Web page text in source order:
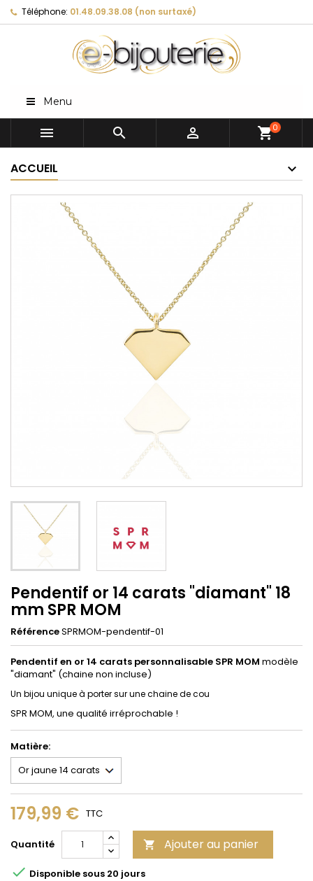
Téléphone: 01.48.09.38.08 (non surtaxé)
Menu
   shopping_cart0
ACCUEIL
Pendentif or 14 carats "diamant" 18
mm SPR MOM
RéférenceSPRMOM-pendentif-01
Pendentif en or 14 carats personnalisable SPR MOM modèle
"diamant" (chaine non incluse)
Un bijou unique à porter sur une chaine de cou
SPR MOM, une qualité irréprochable !
Matière:
179,99 € TTC
Quantité  Ajouter au panier
 Disponible sous 20 jours